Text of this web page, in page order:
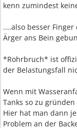
kenn zumindest
....also besser
Ärger ans Bein
*Rohrbruch* ist
der Belastungsfall
Wenn mit
Tanks so zu
Hier hat man dann
Problem an der